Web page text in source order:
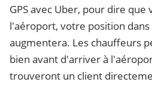
GPS avec Uber, pour dire que
l'aéroport, votre position
augmentera. Les chauffeurs
bien avant d'arriver à
trouveront un client